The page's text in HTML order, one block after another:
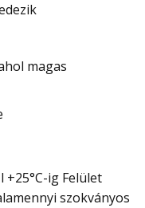
magas
+25°C-ig Felület
szokványos